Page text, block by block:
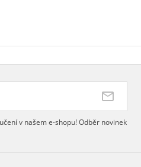
v našem e-shopu! Odběr novinek